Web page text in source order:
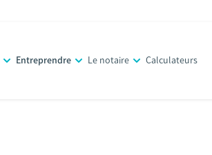
Entreprendre Le notaire Calculateurs